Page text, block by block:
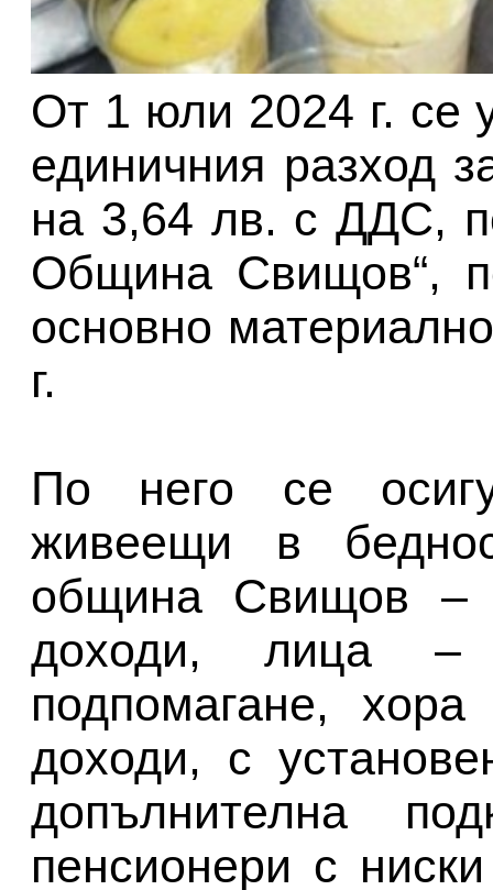
От 1 юли 2024 г. се
единичния разход
на 3,64 лв. с ДДС,
Община Свищов“,
основно
г.
По него се
живеещи в
община Свищов –
доходи, лица –
подпомагане,
доходи, с
допълнителна
пенсионери с